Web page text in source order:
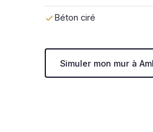
Béton ciré
Simuler mon mur à